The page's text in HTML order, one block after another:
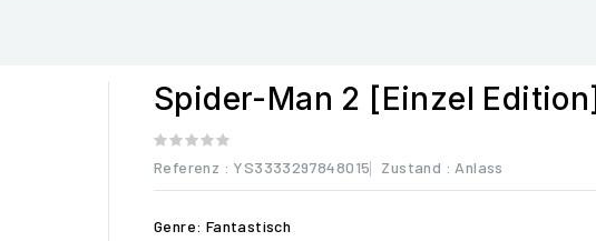
Spider-Man 2 [Einzel Edition]
Referenz : YS3333297848015 Zustand : Anlass
Genre: Fantastisch